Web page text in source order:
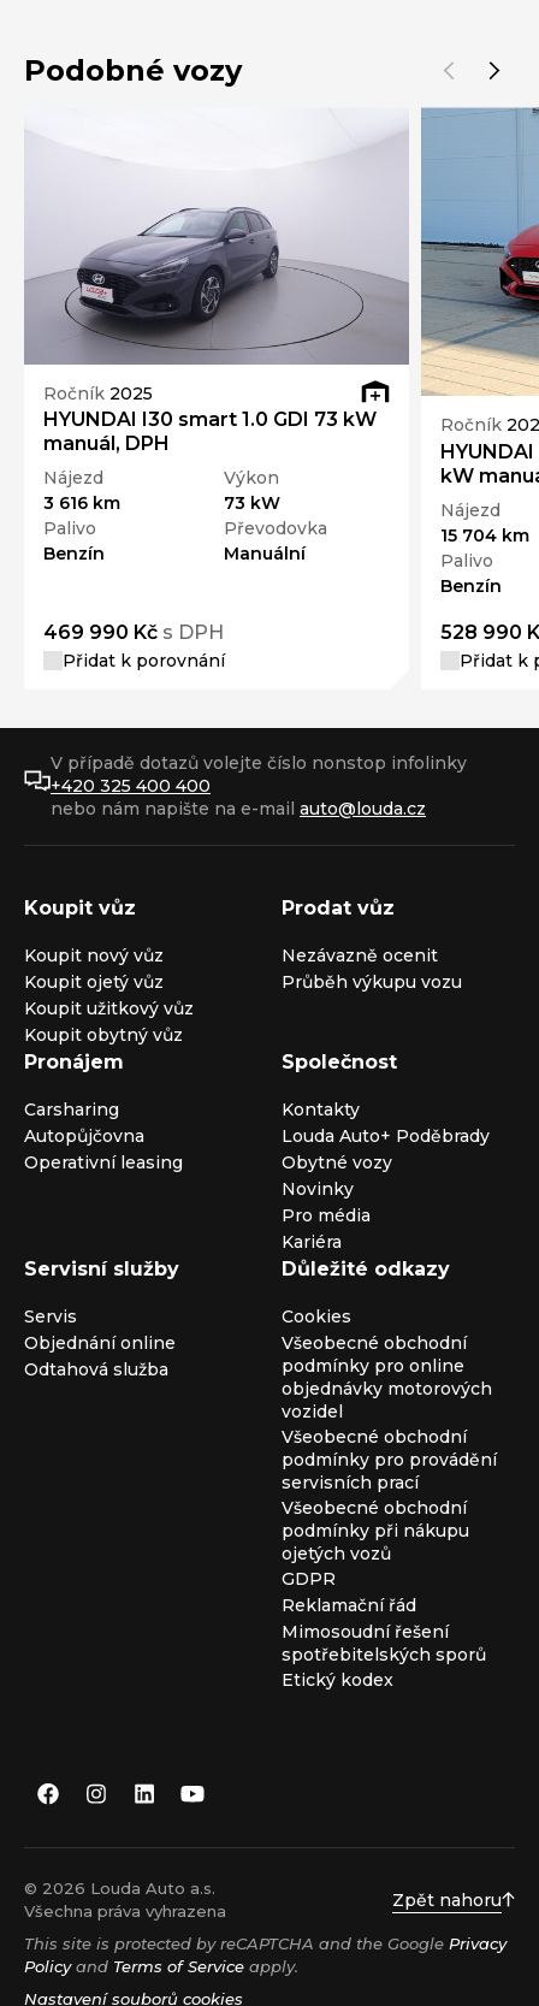
Podobné vozy
Ročník 2025
HYUNDAI I30 smart 1.0 GDI 73 kW
manuál, DPH
Nájezd
3 616 km
Výkon
73 kW
Palivo
Benzín
Převodovka
Manuální
469 990 Kč s DPH
Přidat k porovnání
Ročník
HYUNDAI
kW
Nájezd
15 704 km
Palivo
Benzín
528 990
Přidat k
V případě dotazů volejte číslo nonstop infolinky
+420 325 400 400
nebo nám napište na e-mail auto@louda.cz
Koupit vůz
Koupit nový vůz
Koupit ojetý vůz
Koupit užitkový vůz
Koupit obytný vůz
Prodat vůz
Nezávazně ocenit
Průběh výkupu vozu
Pronájem
Carsharing
Autopůjčovna
Operativní leasing
Společnost
Kontakty
Louda Auto+ Poděbrady
Obytné vozy
Novinky
Pro média
Kariéra
Servisní služby
Servis
Objednání online
Odtahová služba
Důležité odkazy
Cookies
Všeobecné obchodní
podmínky pro online
objednávky motorových
vozidel
Všeobecné obchodní
podmínky pro provádění
servisních prací
Všeobecné obchodní
podmínky při nákupu
ojetých vozů
GDPR
Reklamační řád
Mimosoudní řešení
spotřebitelských sporů
Etický kodex
© 2026 Louda Auto a.s.
Všechna práva vyhrazena
Zpět nahoru
This site is protected by reCAPTCHA and the Google Privacy
Policyand Terms of Service apply.
Nastavení souborů cookies